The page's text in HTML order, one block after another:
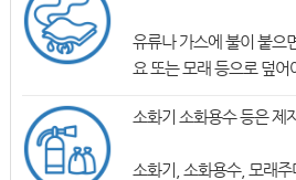
유류나 가스에 불이 붙으
요 또는 모래 등으로 덮어
소화기 소화용수 등은 제
소화기, 소화용수, 모래